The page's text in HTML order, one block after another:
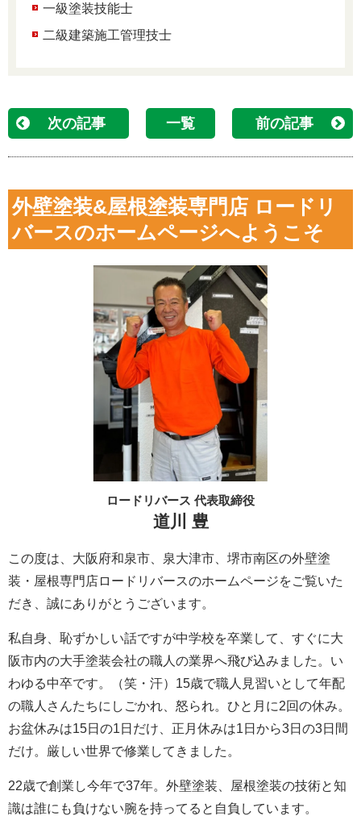
一級塗装技能士
二級建築施工管理技士
次の記事 一覧 前の記事
外壁塗装&屋根塗装専門店 ロードリ
バースのホームページへようこそ
ロードリバース 代表取締役
道川 豊
この度は、大阪府和泉市、泉大津市、堺市南区の外壁塗
装・屋根専門店ロードリバースのホームページをご覧いた
だき、誠にありがとうございます。
私自身、恥ずかしい話ですが中学校を卒業して、すぐに大
阪市内の大手塗装会社の職人の業界へ飛び込みました。い
わゆる中卒です。（笑・汗）15歳で職人見習いとして年配
の職人さんたちにしごかれ、怒られ。ひと月に2回の休み。
お盆休みは15日の1日だけ、正月休みは1日から3日の3日間
だけ。厳しい世界で修業してきました。
22歳で創業し今年で37年。外壁塗装、屋根塗装の技術と知
識は誰にも負けない腕を持ってると自負しています。